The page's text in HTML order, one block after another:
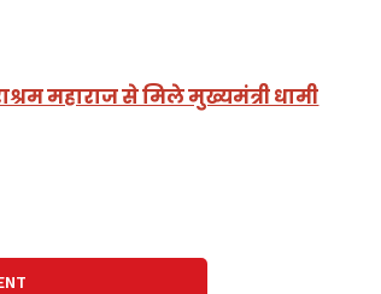
महाराज से मिले मुख्यमंत्री धामी